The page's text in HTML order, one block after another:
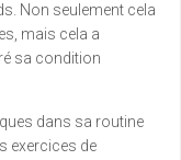
Non seulement cela
mais cela a
sa condition
dans sa routine
exercices de